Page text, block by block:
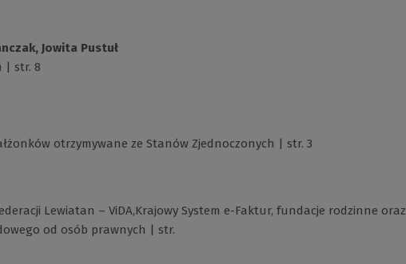
Jowita Pustuł
| str. 8
otrzymywane ze Stanów Zjednoczonych | str. 3
Lewiatan – ViDA,Krajowy System e-Faktur, fundacje rodzinne oraz
od osób prawnych | str.